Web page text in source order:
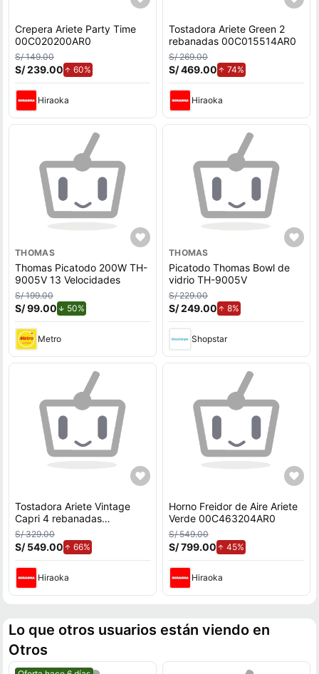
Crepera Ariete Party Time
00C020200AR0
S/ 149.00
S/ 239.00 60%
Hiraoka
Tostadora Ariete Green 2
rebanadas 00C015514AR0
S/ 269.00
S/ 469.00 74%de aumento.
Hiraoka
THOMAS
Thomas Picatodo 200W TH-
9005V 13 Velocidades
S/ 199.00
S/ 99.00 50%
Metro
THOMAS
Picatodo Thomas Bowl de
vidrio TH-9005V
S/ 229.00
S/ 249.00 8%de aumento.
Shopstar
Tostadora Ariete Vintage
Capri 4 rebanadas
00C01560CAR0
S/ 329.00
S/ 549.00 66%
Hiraoka
Horno Freidor de Aire Ariete
Verde 00C463204AR0
S/ 549.00
S/ 799.00 45%de aumento.
Hiraoka
Lo que otros usuarios están viendo en
Otros